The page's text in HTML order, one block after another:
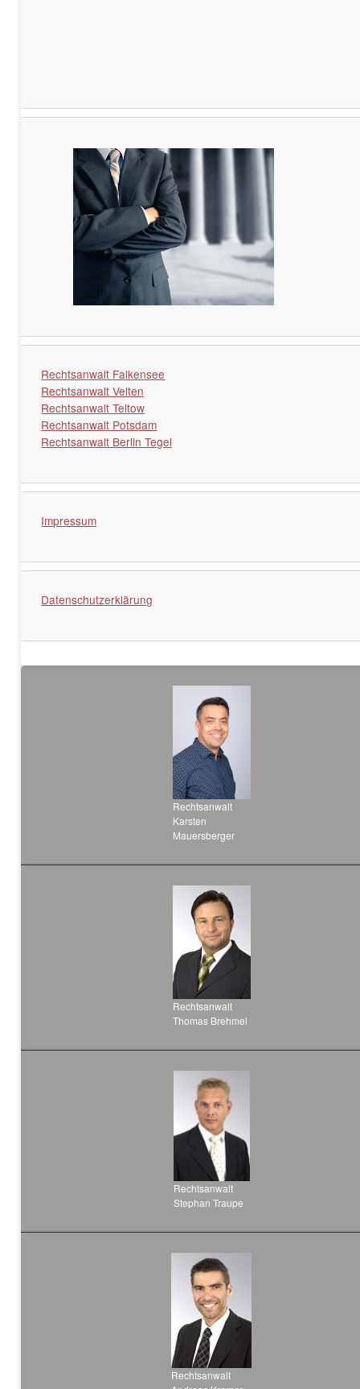
Rechtsanwalt Falkensee
Rechtsanwalt Velten
Rechtsanwalt Teltow
Rechtsanwalt Potsdam
Rechtsanwalt Berlin Tegel
Impressum
Datenschutzerklärung
Rechtsanwalt
Karsten
Mauersberger
Rechtsanwalt
Thomas Brehmel
Rechtsanwalt
Stephan Traupe
Rechtsanwalt